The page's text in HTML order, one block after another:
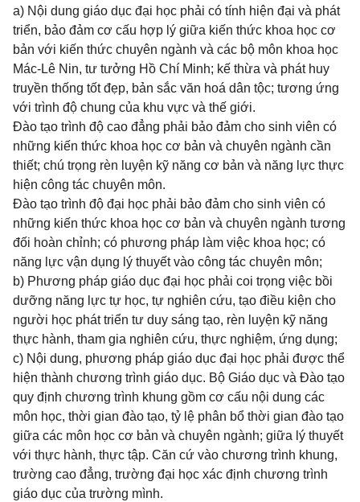
a) Nội dung giáo dục đại học phải có tính hiện đại và phát
triển, bảo đảm cơ cấu hợp lý giữa kiến thức khoa học cơ
bản với kiến thức chuyên ngành và các bộ môn khoa học
Mác-Lê Nin, tư tưởng Hồ Chí Minh; kế thừa và phát huy
truyền thống tốt đẹp, bản sắc văn hoá dân tộc; tương ứng
với trình độ chung của khu vực và thế giới.
Đào tạo trình độ cao đẳng phải bảo đảm cho sinh viên có
những kiến thức khoa học cơ bản và chuyên ngành cần
thiết; chú trọng rèn luyện kỹ năng cơ bản và năng lực thực
hiện công tác chuyên môn.
Đào tạo trình độ đại học phải bảo đảm cho sinh viên có
những kiến thức khoa học cơ bản và chuyên ngành tương
đối hoàn chỉnh; có phương pháp làm việc khoa học; có
năng lực vận dụng lý thuyết vào công tác chuyên môn;
b) Phương pháp giáo dục đại học phải coi trọng việc bồi
dưỡng năng lực tự học, tự nghiên cứu, tạo điều kiện cho
người học phát triển tư duy sáng tạo, rèn luyện kỹ năng
thực hành, tham gia nghiên cứu, thực nghiệm, ứng dụng;
c) Nội dung, phương pháp giáo dục đại học phải được thể
hiện thành chương trình giáo dục. Bộ Giáo dục và Đào tạo
quy định chương trình khung gồm cơ cấu nội dung các
môn học, thời gian đào tạo, tỷ lệ phân bổ thời gian đào tạo
giữa các môn học cơ bản và chuyên ngành; giữa lý thuyết
với thực hành, thực tập. Căn cứ vào chương trình khung,
trường cao đẳng, trường đại học xác định chương trình
giáo dục của trường mình.